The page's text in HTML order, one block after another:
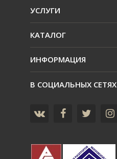
УСЛУГИ
КАТАЛОГ
ИНФОРМАЦИЯ
В СОЦИАЛЬНЫХ СЕТЯХ